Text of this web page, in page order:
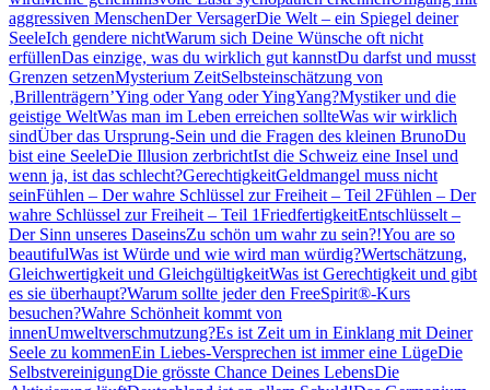
aggressiven MenschenDer VersagerDie Welt – ein Spiegel deiner
SeeleIch gendere nichtWarum sich Deine Wünsche oft nicht
erfüllenDas einzige, was du wirklich gut kannstDu darfst und musst
Grenzen setzenMysterium ZeitSelbsteinschätzung von
‚Brillenträgern’Ying oder Yang oder YingYang?Mystiker und die
geistige WeltWas man im Leben erreichen sollteWas wir wirklich
sindÜber das Ursprung-Sein und die Fragen des kleinen BrunoDu
bist eine SeeleDie Illusion zerbrichtIst die Schweiz eine Insel und
wenn ja, ist das schlecht?GerechtigkeitGeldmangel muss nicht
seinFühlen – Der wahre Schlüssel zur Freiheit – Teil 2Fühlen – Der
wahre Schlüssel zur Freiheit – Teil 1FriedfertigkeitEntschlüsselt –
Der Sinn unseres DaseinsZu schön um wahr zu sein?!You are so
beautifulWas ist Würde und wie wird man würdig?Wertschätzung,
Gleichwertigkeit und GleichgültigkeitWas ist Gerechtigkeit und gibt
es sie überhaupt?Warum sollte jeder den FreeSpirit®-Kurs
besuchen?Wahre Schönheit kommt von
innenUmweltverschmutzung?Es ist Zeit um in Einklang mit Deiner
Seele zu kommenEin Liebes-Versprechen ist immer eine LügeDie
SelbstvereinigungDie grösste Chance Deines LebensDie